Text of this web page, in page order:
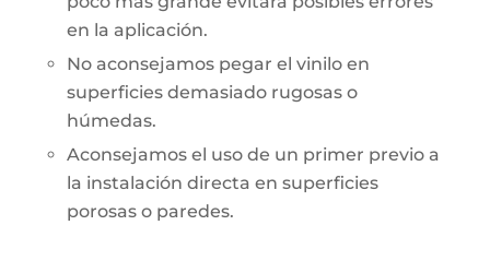
en la aplicación.
No aconsejamos pegar el vinilo en
superficies demasiado rugosas o
húmedas.
Aconsejamos el uso de un primer previo a
la instalación directa en superficies
porosas o paredes.